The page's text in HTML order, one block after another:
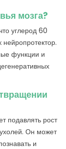
мозга?
углерод 60
функции и
подавлять рост
Он может
и